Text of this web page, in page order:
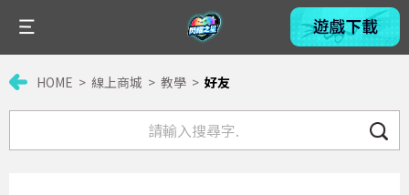
HOME 線上商城 教學 好友